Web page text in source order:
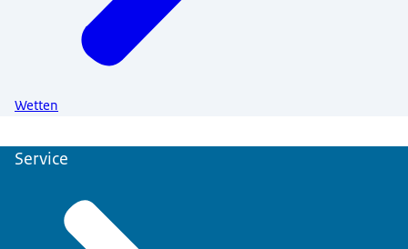
Wetten
Service